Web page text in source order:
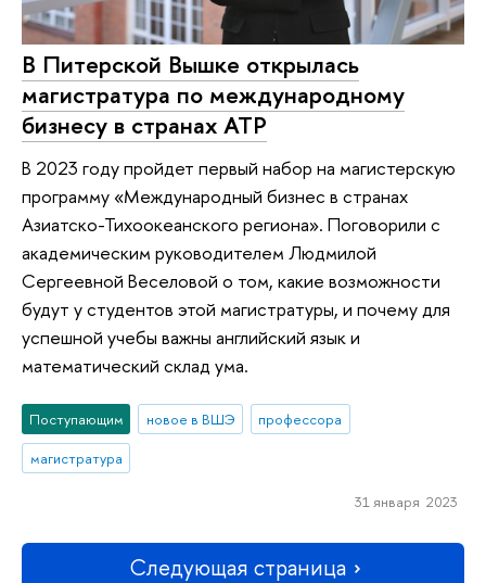
В Питерской Вышке открылась
магистратура по международному
бизнесу в странах АТР
В 2023 году пройдет первый набор на магистерскую
программу «Международный бизнес в странах
Азиатско-Тихоокеанского региона». Поговорили с
академическим руководителем Людмилой
Сергеевной Веселовой о том, какие возможности
будут у студентов этой магистратуры, и почему для
успешной учебы важны английский язык и
математический склад ума.
Поступающим новое в ВШЭ
профессора
магистратура
31 января 2023
Следующая страница